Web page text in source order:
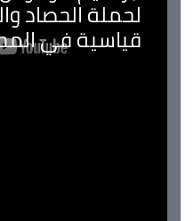
لحملة الحصاد
قياسية في